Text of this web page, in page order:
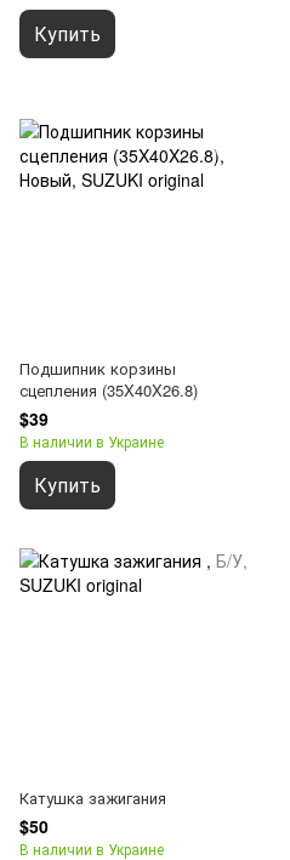
Купить
Подшипник корзины
сцепления (35X40X26.8)
$39
В наличии в Украине
Купить
Катушка зажигания
$50
В наличии в Украине